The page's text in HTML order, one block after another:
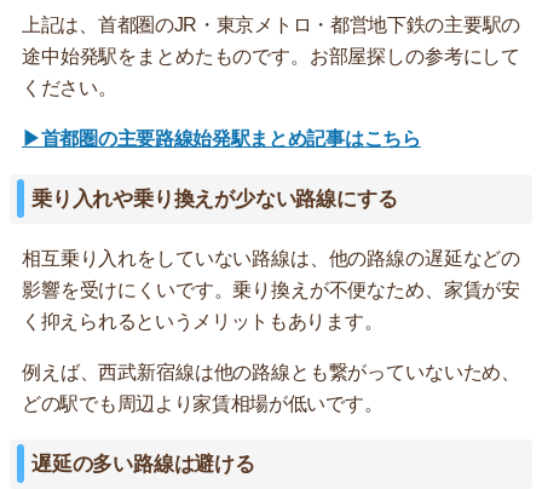
上記は、首都圏のJR・東京メトロ・都営地下鉄の主要駅の
途中始発駅をまとめたものです。お部屋探しの参考にして
ください。
▶首都圏の主要路線始発駅まとめ記事はこちら
乗り入れや乗り換えが少ない路線にする
相互乗り入れをしていない路線は、他の路線の遅延などの
影響を受けにくいです。乗り換えが不便なため、家賃が安
く抑えられるというメリットもあります。
例えば、西武新宿線は他の路線とも繋がっていないため、
どの駅でも周辺より家賃相場が低いです。
遅延の多い路線は避ける